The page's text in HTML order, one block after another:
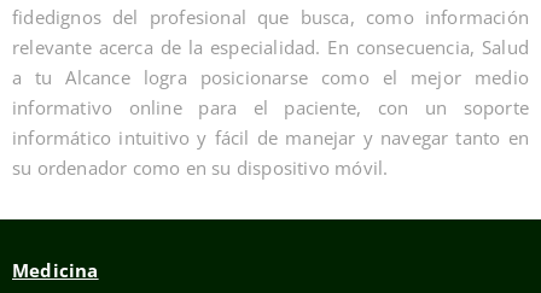
fidedignos del profesional que busca, como información
relevante acerca de la especialidad. En consecuencia, Salud
a tu Alcance logra posicionarse como el mejor medio
informativo online para el paciente, con un soporte
informático intuitivo y fácil de manejar y navegar tanto en
su ordenador como en su dispositivo móvil.
Medicina